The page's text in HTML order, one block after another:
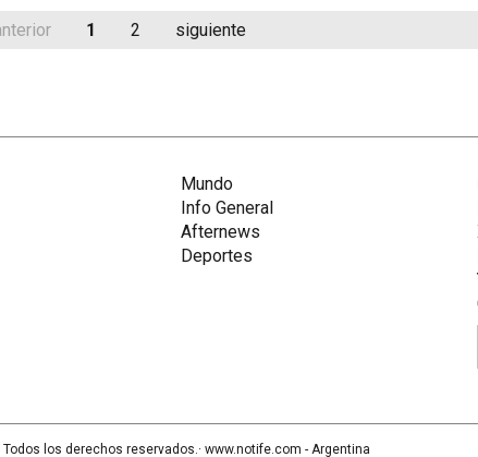
1 2 siguiente
Mundo
Info General
Afternews
Deportes
los derechos reservados.· www.notife.com - Argentina